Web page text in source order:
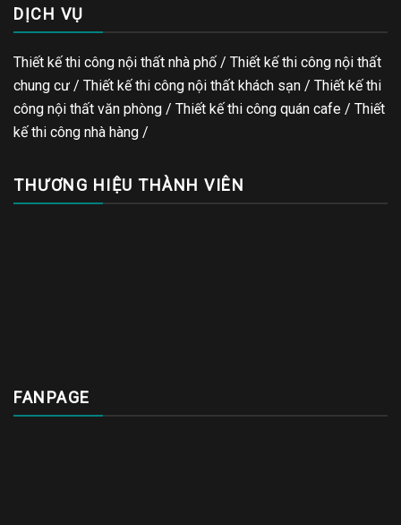
DỊCH VỤ
Thiết kế thi công nội thất nhà phố / Thiết kế thi công nội thất
chung cư / Thiết kế thi công nội thất khách sạn / Thiết kế thi
công nội thất văn phòng / Thiết kế thi công quán cafe / Thiết
kế thi công nhà hàng /
THƯƠNG HIỆU THÀNH VIÊN
FANPAGE